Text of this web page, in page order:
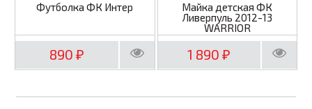
Футболка ФК Интер
890 ₽
Майка детская ФК
Ливерпуль 2012-13
WARRIOR
1 890₽